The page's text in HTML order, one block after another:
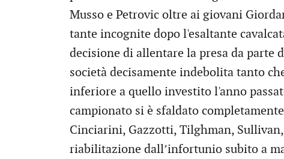
Musso e Petrovic oltre ai giovani
tante incognite dopo l'esaltante
decisione di allentare la presa da parte
società decisamente indebolita tanto
inferiore a quello investito l'anno
campionato si è sfaldato
Cinciarini, Gazzotti, Tilghman,
riabilitazione dall’infortunio subito a